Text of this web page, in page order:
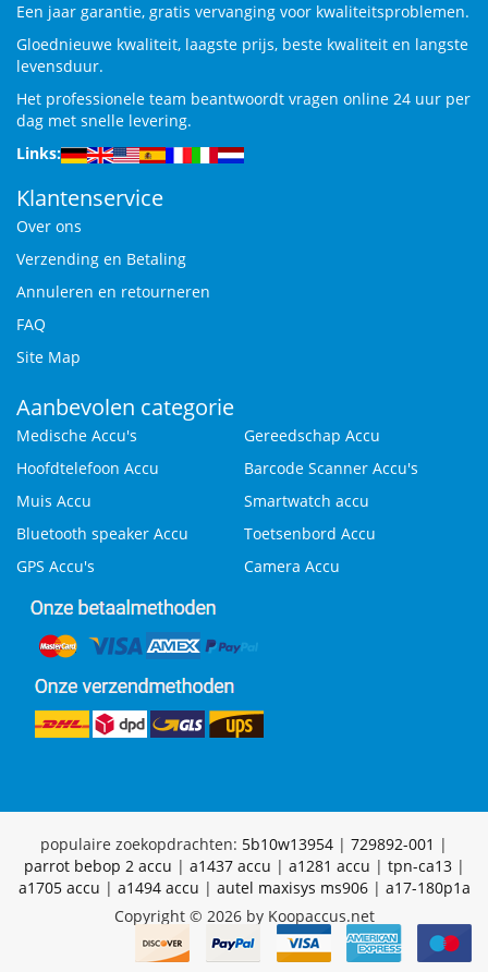
Een jaar garantie, gratis vervanging voor kwaliteitsproblemen.
Gloednieuwe kwaliteit, laagste prijs, beste kwaliteit en langste
levensduur.
Het professionele team beantwoordt vragen online 24 uur per
dag met snelle levering.
Links:
Klantenservice
Over ons
Verzending en Betaling
Annuleren en retourneren
FAQ
Site Map
Aanbevolen categorie
Medische Accu's
Gereedschap Accu
Hoofdtelefoon Accu
Barcode Scanner Accu's
Muis Accu
Smartwatch accu
Bluetooth speaker Accu
Toetsenbord Accu
GPS Accu's
Camera Accu
populaire zoekopdrachten: 5b10w13954 | 729892-001 |
parrot bebop 2 accu | a1437 accu | a1281 accu | tpn-ca13|
a1705 accu | a1494 accu | autel maxisys ms906| a17-180p1a
Copyright © 2026 by Koopaccus.net